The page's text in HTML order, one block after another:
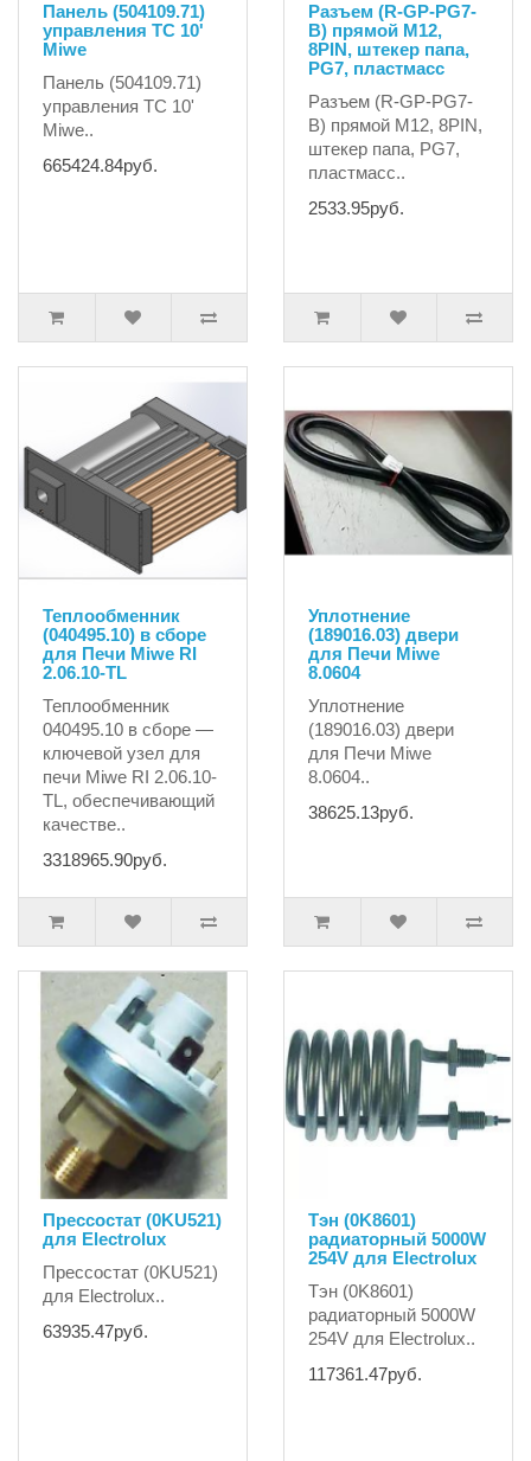
Панель (504109.71)
управления TC 10'
Miwe
Панель (504109.71)
управления TC 10'
Miwe..
665424.84руб.
Разъем (R-GP-PG7-
B) прямой M12,
8PIN, штекер папа,
PG7, пластмасс
Разъем (R-GP-PG7-
B) прямой M12, 8PIN,
штекер папа, PG7,
пластмасс..
2533.95руб.
Теплообменник
(040495.10) в сборе
для Печи Miwe RI
2.06.10-TL
Теплообменник
040495.10 в сборе —
ключевой узел для
печи Miwe RI 2.06.10-
TL, обеспечивающий
качестве..
3318965.90руб.
Уплотнение
(189016.03) двери
для Печи Miwe
8.0604
Уплотнение
(189016.03) двери
для Печи Miwe
8.0604..
38625.13руб.
Прессостат (0KU521)
для Electrolux
Прессостат (0KU521)
для Electrolux..
63935.47руб.
Тэн (0K8601)
радиаторный 5000W
254V для Electrolux
Тэн (0K8601)
радиаторный 5000W
254V для Electrolux..
117361.47руб.